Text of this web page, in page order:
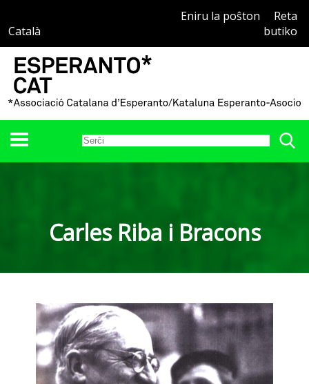
Català
Eniru la poŝton
Reta
butiko
Carles Riba i Bracons